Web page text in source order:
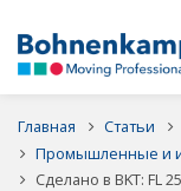
Главная Статьи
Промышленные и
Сделано в BKT: FL